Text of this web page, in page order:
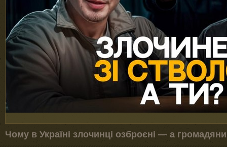
Чому в Україні злочинці озброєні — а